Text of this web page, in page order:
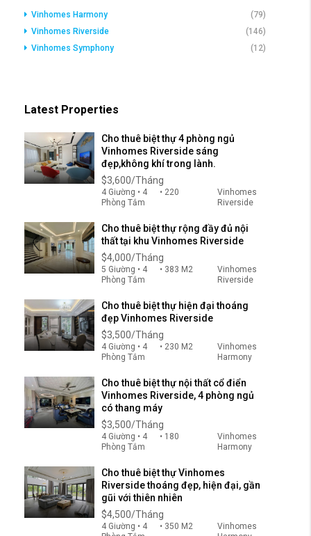
Vinhomes Harmony
(79)
Vinhomes Riverside
(146)
Vinhomes Symphony
(12)
Latest Properties
Cho thuê biệt thự 4 phòng ngủ
Vinhomes Riverside sáng
đẹp,không khí trong lành.
$3,600/Tháng
4 Giường • 4
Phòng Tắm
• 220
Vinhomes
Riverside
Cho thuê biệt thự rộng đầy đủ nội
thất tại khu Vinhomes Riverside
$4,000/Tháng
5 Giường • 4
Phòng Tắm
• 383 M2
Vinhomes
Riverside
Cho thuê biệt thự hiện đại thoáng
đẹp Vinhomes Riverside
$3,500/Tháng
4 Giường • 4
Phòng Tắm
• 230 M2
Vinhomes
Harmony
Cho thuê biệt thự nội thất cổ điển
Vinhomes Riverside, 4 phòng ngủ
có thang máy
$3,500/Tháng
4 Giường • 4
Phòng Tắm
• 180
Vinhomes
Harmony
Cho thuê biệt thự Vinhomes
Riverside thoáng đẹp, hiện đại, gần
gũi với thiên nhiên
$4,500/Tháng
4 Giường • 4
• 350 M2
Vinhomes